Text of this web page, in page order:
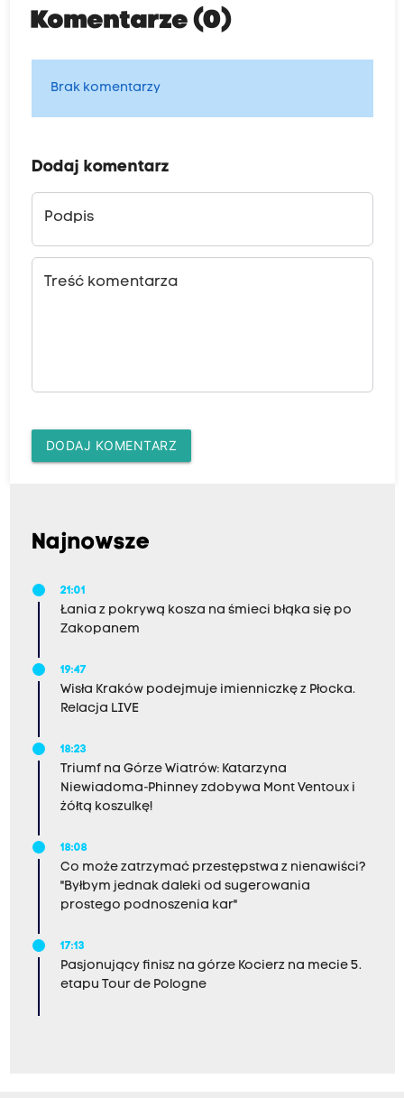
Komentarze (0)
Brak komentarzy
Dodaj komentarz
Podpis
Treść komentarza
DODAJ KOMENTARZ
Najnowsze
21:01
Łania z pokrywą kosza na śmieci błąka się po
Zakopanem
19:47
Wisła Kraków podejmuje imienniczkę z Płocka.
Relacja LIVE
18:23
Triumf na Górze Wiatrów: Katarzyna
Niewiadoma-Phinney zdobywa Mont Ventoux i
żółtą koszulkę!
18:08
Co może zatrzymać przestępstwa z nienawiści?
"Byłbym jednak daleki od sugerowania
prostego podnoszenia kar"
17:13
Pasjonujący finisz na górze Kocierz na mecie 5.
etapu Tour de Pologne